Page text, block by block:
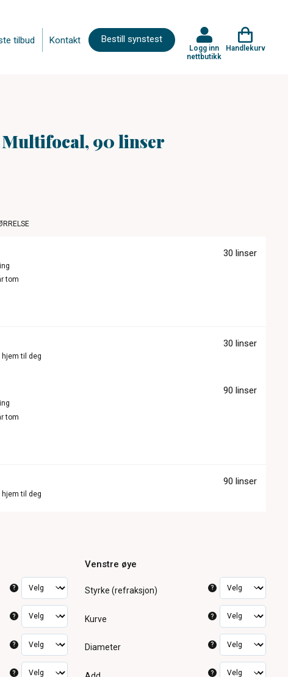
Bestill synstest
tilbud Kontakt
Logg inn
nettbutikk
Handlekurv
Multifocal, 90 linser
30 linser
tom
30 linser
hjem til deg
90 linser
tom
90 linser
hjem til deg
?
?
?
?
Venstre øye
Styrke (refraksjon) ?
Kurve ?
Diameter ?
?